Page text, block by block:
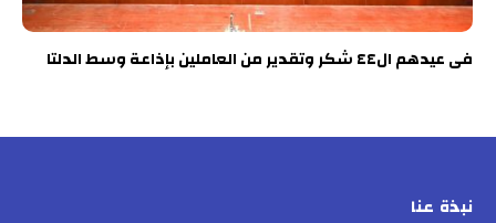
فى عيدهم ال٤٤ شكر وتقدير من العاملين بإذاعة وسط الدلتا
نبذة عنا